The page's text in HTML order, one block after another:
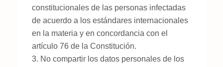
constitucionales de las personas infectadas
de acuerdo a los estándares internacionales
en la materia y en concordancia con el
artículo 76 de la Constitución.
No compartir los datos personales de los